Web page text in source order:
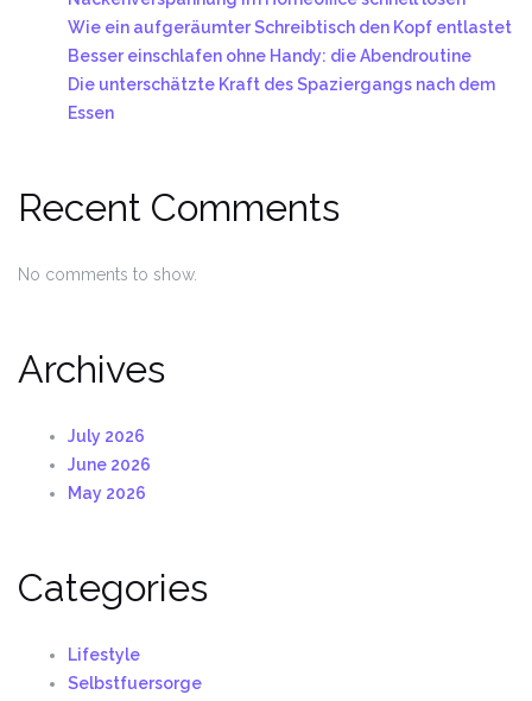
Wie ein aufgeräumter Schreibtisch den Kopf entlastet
Besser einschlafen ohne Handy: die Abendroutine
Die unterschätzte Kraft des Spaziergangs nach dem
Essen
Recent Comments
No comments to show.
Archives
July 2026
June 2026
May 2026
Categories
Lifestyle
Selbstfuersorge